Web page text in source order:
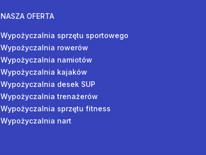
NASZA OFERTA
Wypożyczalnia sprzętu sportowego
Wypożyczalnia rowerów
Wypożyczalnia namiotów
Wypożyczalnia kajaków
Wypożyczalnia desek SUP
Wypożyczalnia trenażerów
Wypożyczalnia sprzętu fitness
Wypożyczalnia nart